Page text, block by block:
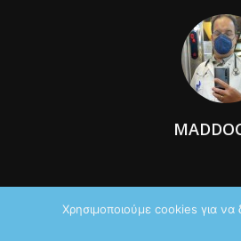
Χρησιμοποιούμε cookies για να